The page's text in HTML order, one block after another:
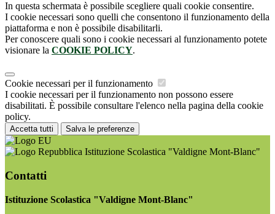
In questa schermata è possibile scegliere quali cookie consentire.
I cookie necessari sono quelli che consentono il funzionamento della
piattaforma e non è possibile disabilitarli.
Per conoscere quali sono i cookie necessari al funzionamento potete
visionare la COOKIE POLICY.
Cookie necessari per il funzionamento
I cookie necessari per il funzionamento non possono essere
disabilitati. È possibile consultare l'elenco nella pagina della cookie
policy.
Accetta tutti Salva le preferenze
Istituzione Scolastica "Valdigne Mont-Blanc"
Contatti
Istituzione Scolastica "Valdigne Mont-Blanc"